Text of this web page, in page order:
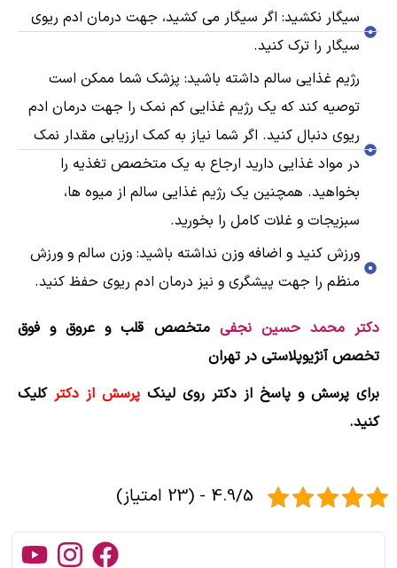
سیگار نکشید: اگر سیگار می کشید، جهت درمان ادم ریوی
سیگار را ترک کنید.
رژیم غذایی سالم داشته باشید: پزشک شما ممکن است
توصیه کند که یک رژیم غذایی کم نمک را جهت درمان ادم
ریوی دنبال کنید. اگر شما نیاز به کمک ارزیابی مقدار نمک
در مواد غذایی دارید ارجاع به یک متخصص تغذیه را
بخواهید. همچنین یک رژیم غذایی سالم از میوه ها،
سبزیجات و غلات کامل را بخورید.
ورزش کنید و اضافه وزن نداشته باشید: وزن سالم و ورزش
منظم را جهت پیشگری و نیز درمان ادم ریوی حفظ کنید.
دکتر محمد حسین نجفی متخصص قلب و عروق و فوق
تخصص آنژیوپلاستی در تهران
برای پرسش و پاسخ از دکتر روی لینک پرسش از دکترکلیک
کنید.
4.9/5 - (23 امتیاز)